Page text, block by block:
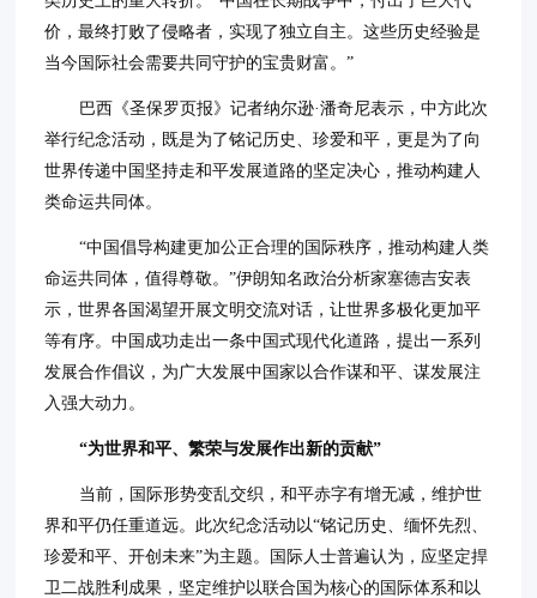
价，最终打败了侵略者，实现了独立自主。这些历史经验是
当今国际社会需要共同守护的宝贵财富。”
巴西《圣保罗页报》记者纳尔逊·潘奇尼表示，中方此次
举行纪念活动，既是为了铭记历史、珍爱和平，更是为了向
世界传递中国坚持走和平发展道路的坚定决心，推动构建人
类命运共同体。
“中国倡导构建更加公正合理的国际秩序，推动构建人类
命运共同体，值得尊敬。”伊朗知名政治分析家塞德吉安表
示，世界各国渴望开展文明交流对话，让世界多极化更加平
等有序。中国成功走出一条中国式现代化道路，提出一系列
发展合作倡议，为广大发展中国家以合作谋和平、谋发展注
入强大动力。
“为世界和平、繁荣与发展作出新的贡献”
当前，国际形势变乱交织，和平赤字有增无减，维护世
界和平仍任重道远。此次纪念活动以“铭记历史、缅怀先烈、
珍爱和平、开创未来”为主题。国际人士普遍认为，应坚定捍
卫二战胜利成果，坚定维护以联合国为核心的国际体系和以